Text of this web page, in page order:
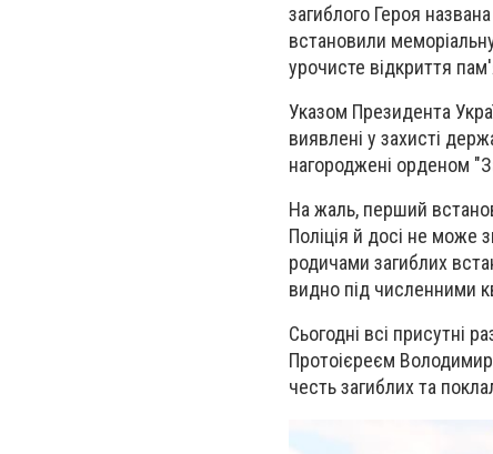
загиблого Героя
встановили
урочисте відкриття
Указом Президента
виявлені у захисті
нагороджені орденом
На жаль, перший
Поліція й досі не може
родичами загиблих
видно під численними
Сьогодні всі присутні
Протоієреєм
честь загиблих та